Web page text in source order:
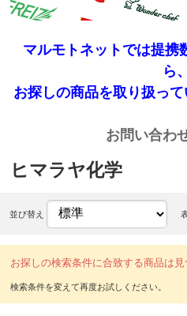
マルモトネットでは提携
ら、
お探しの商品を取り扱って
お問い合わ
ヒマラヤ化学
並び替え
お探しの検索条件に合致する商品は見